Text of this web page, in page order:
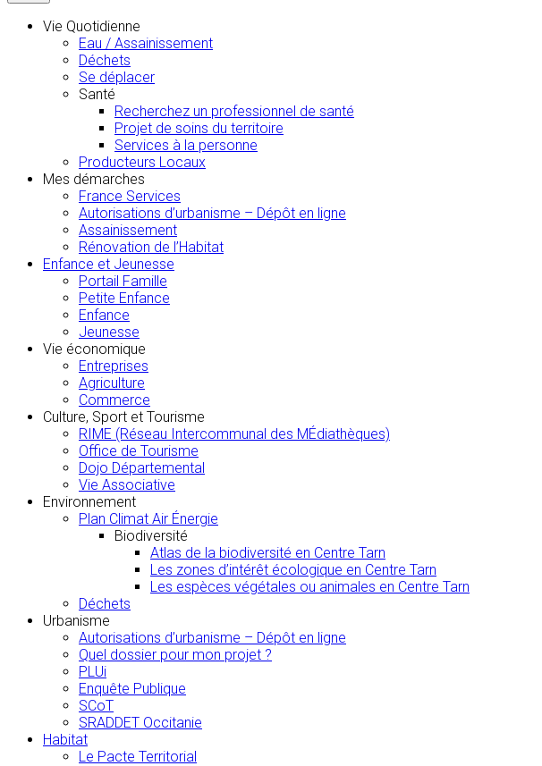
Vie Quotidienne
Eau / Assainissement
Déchets
Se déplacer
Santé
Recherchez un professionnel de santé
Projet de soins du territoire
Services à la personne
Producteurs Locaux
Mes démarches
France Services
Autorisations d’urbanisme – Dépôt en ligne
Assainissement
Rénovation de l’Habitat
Enfance et Jeunesse
Portail Famille
Petite Enfance
Enfance
Jeunesse
Vie économique
Entreprises
Agriculture
Commerce
Culture, Sport et Tourisme
RIME (Réseau Intercommunal des MÉdiathèques)
Office de Tourisme
Dojo Départemental
Vie Associative
Environnement
Plan Climat Air Énergie
Biodiversité
Atlas de la biodiversité en Centre Tarn
Les zones d’intérêt écologique en Centre Tarn
Les espèces végétales ou animales en Centre Tarn
Déchets
Urbanisme
Autorisations d’urbanisme – Dépôt en ligne
Quel dossier pour mon projet ?
PLUi
Enquête Publique
SCoT
SRADDET Occitanie
Habitat
Le Pacte Territorial